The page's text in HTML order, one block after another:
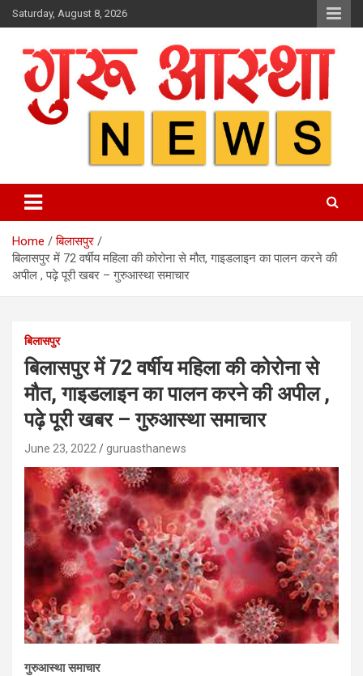
Skip
to
Saturday, August 8, 2026
Home
बिलासपुर
बिलासपुर में 72 वर्षीय महिला की कोरोना से मौत, गाइडलाइन का पालन करने की
अपील , पढ़े पूरी खबर – गुरुआस्था समाचार
बिलासपुर
बिलासपुर में 72 वर्षीय महिला की कोरोना से
मौत, गाइडलाइन का पालन करने की अपील ,
पढ़े पूरी खबर – गुरुआस्था समाचार
June 23, 2022 guruasthanews
गुरुआस्था समाचार